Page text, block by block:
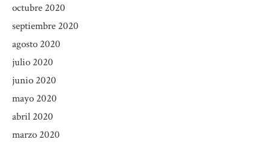
octubre 2020
septiembre 2020
agosto 2020
julio 2020
junio 2020
mayo 2020
abril 2020
marzo 2020